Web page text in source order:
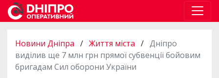
Новини Дніпра / Життя міста / Дніпро
виділив ще 7 млн грн прямої субвенції бойовим
бригадам Сил оборони України